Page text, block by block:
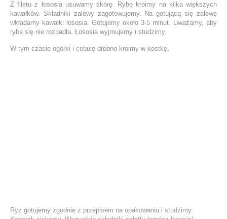
Z filetu z łososia usuwamy skórę. Rybę kroimy na kilka większych
kawałków. Składniki zalewy zagotowujemy. Na gotującą się zalewę
wkładamy kawałki łososia. Gotujemy około 3-5 minut. Uważamy, aby
ryba się nie rozpadła. Łososia wyjmujemy i studzimy.
W tym czasie ogórki i cebulę drobno kroimy w kostkę.
Ryż gotujemy zgodnie z przepisem na opakowaniu i studzimy.